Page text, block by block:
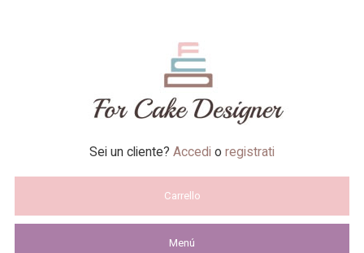
Sei un cliente? Accedi o registrati
Carrello
Menú